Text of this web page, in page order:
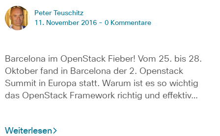
Peter Teuschitz
11. November 2016 - 0 Kommentare
Barcelona im OpenStack Fieber! Vom 25. bis 28.
Oktober fand in Barcelona der 2. Openstack
Summit in Europa statt. Warum ist es so wichtig
das OpenStack Framework richtig und effektiv…
Weiterlesen